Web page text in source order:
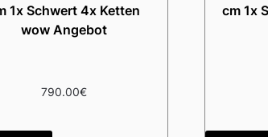
1x Schwert 4x Ketten
wow Angebot
790.00€
cm 1x